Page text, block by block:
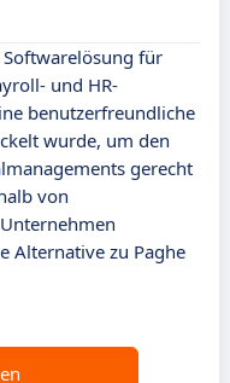
für
und HR-
benutzerfreundliche
wurde, um den
gerecht
von
Alternative zu Paghe